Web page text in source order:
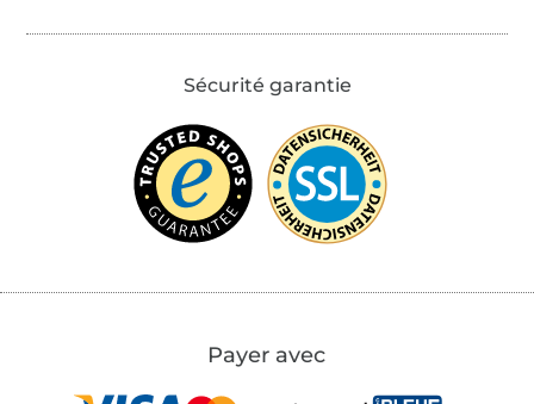
Sécurité garantie
Payer avec